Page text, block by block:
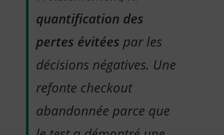
quantification des
pertes évitées par les
décisions négatives. Une
refonte checkout
abandonnée parce que